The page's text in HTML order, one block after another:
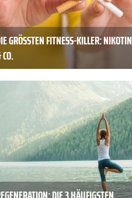
GRÖSSTEN FITNESS-KILLER: